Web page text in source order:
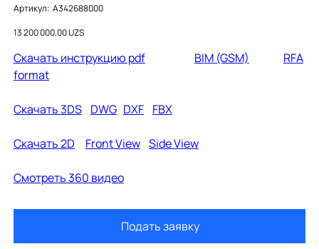
Артикул:
Артикул:
A342688000
A342688000
Цена
13 200 000,00 UZS
Cкачать инструкцию pdf BIM(GSM)
RFA
format
Скачать3DS DWG DXF FBX
Скачать 2D Front View Side View
Cмотреть 360 видео
Подать заявку